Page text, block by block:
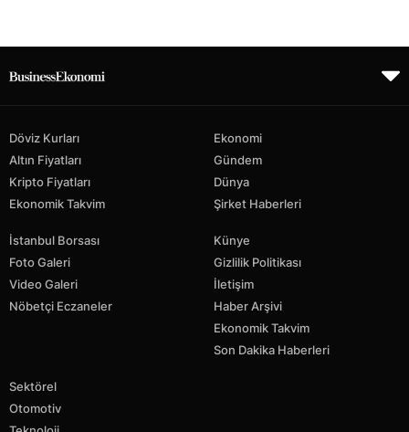
Döviz Kurları
Altın Fiyatları
Kripto Fiyatları
Ekonomik Takvim
Ekonomi
Gündem
Dünya
Şirket Haberleri
İstanbul Borsası
Foto Galeri
Video Galeri
Nöbetçi Eczaneler
Künye
Gizlilik Politikası
İletişim
Haber Arşivi
Ekonomik Takvim
Son Dakika Haberleri
Sektörel
Otomotiv